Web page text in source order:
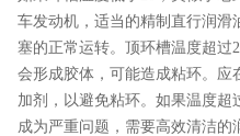
车发动机，适当的精制直行润滑
塞的正常运转。顶环槽温度超过
会形成胶体，可能造成粘环。应
加剂，以避免粘环。如果温度超
成为严重问题，需要高效清洁的